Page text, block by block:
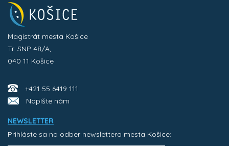
Magistrát mesta Košice
Tr. SNP 48/A,
040 11 Košice
+421 55 6419 111
Napíšte nám
NEWSLETTER
Prihláste sa na odber newslettera mesta Košice: